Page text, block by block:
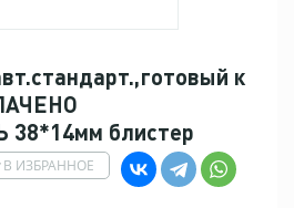
к
блистер
В ИЗБРАННОЕ